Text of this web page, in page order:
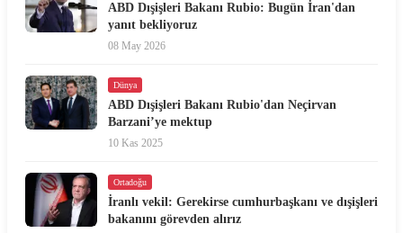
ABD Dışişleri Bakanı Rubio: Bugün İran'dan
yanıt bekliyoruz
08 May 2026
Dünya
ABD Dışişleri Bakanı Rubio'dan Neçirvan
Barzani’ye mektup
10 Kas 2025
Ortadoğu
İranlı vekil: Gerekirse cumhurbaşkanı ve dışişleri
bakanını görevden alırız